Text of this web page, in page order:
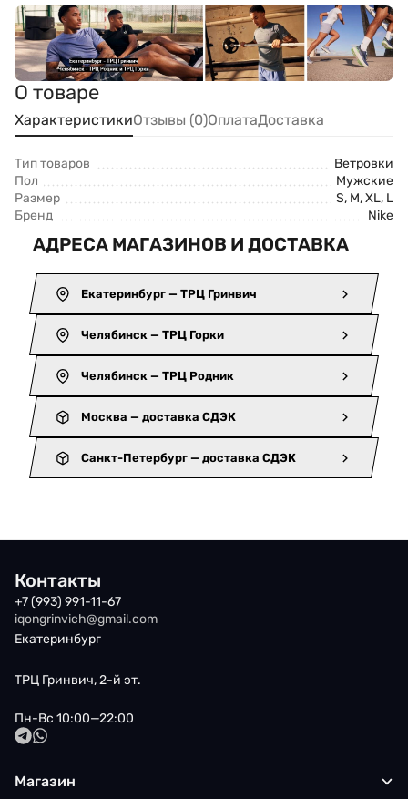
О товаре
ХарактеристикиОтзывы (0)ОплатаДоставка
Тип товаров
Ветровки
Пол
Мужские
Размер
S, M, XL, L
Бренд
Nike
АДРЕСА МАГАЗИНОВ И ДОСТАВКА
Екатеринбург — ТРЦ Гринвич
Челябинск — ТРЦ Горки
Челябинск — ТРЦ Родник
Москва — доставка СДЭК
Санкт-Петербург — доставка СДЭК
Контакты
+7 (993) 991-11-67
iqongrinvich@gmail.com
Екатеринбург
ТРЦ Гринвич, 2-й эт.
Пн-Вс 10:00—22:00
Магазин